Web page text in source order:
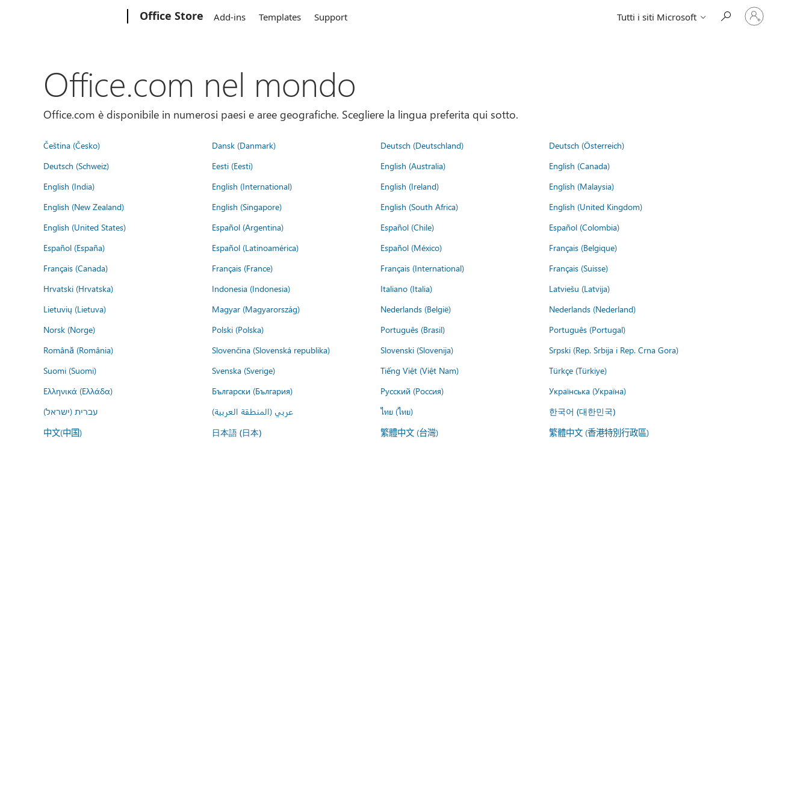
Office Store Add-ins Templates Support Tutti i siti Microsoft
Accedi
con
Office.com nel mondo
Office.com è disponibile in numerosi paesi e aree geografiche. Scegliere la lingua preferita qui sotto.
Čeština (Česko) Dansk (Danmark) Deutsch (Deutschland)
Deutsch (Österreich)
Deutsch (Schweiz)
Eesti (Eesti) English (Australia)
English (Canada)
English (India)
English (International) English (Ireland)
English (Malaysia)
English (New Zealand)
English (Singapore) English (South Africa)
English (United Kingdom)
English (United States)
Español (Argentina) Español (Chile)
Español (Colombia)
Español (España)
Español (Latinoamérica) Español (México)
Français (Belgique)
Français (Canada)
Français (France) Français (International)
Français (Suisse)
Hrvatski (Hrvatska)
Indonesia (Indonesia) Italiano (Italia)
Latviešu (Latvija)
Lietuvių (Lietuva)
Magyar (Magyarország) Nederlands (België)
Nederlands (Nederland)
Norsk (Norge)
Polski (Polska) Português (Brasil)
Português (Portugal)
Română (România)
Slovenčina (Slovenská republika) Slovenski (Slovenija)
Srpski (Rep. Srbija i Rep. Crna Gora)
Suomi (Suomi)
Svenska (Sverige) Tiếng Việt (Việt Nam)
Türkçe (Türkiye)
Ελληνικά (Ελλάδα)
Български (България) Русский (Россия)
Українська (Україна)
עברית (ישראל)
عربي (المنطقة العربية) ไทย (ไทย) 한국어 (대한민국)
中文(中国) 日本語 (日本) 繁體中文 (台灣) 繁體中文 (香港特別行政區)